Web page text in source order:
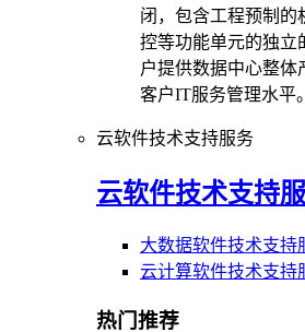
闭，包含工程预制的
控等功能单元的独立
户提供数据中心整
客户IT服务管理水平。
云软件技术支持服务
云软件技术支持
大数据软件技术支持
云计算软件技术支持
热门推荐